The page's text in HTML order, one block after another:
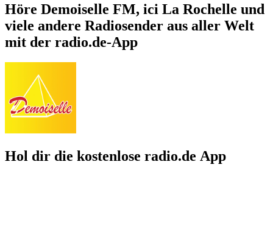
Höre Demoiselle FM, ici La Rochelle und
viele andere Radiosender aus aller Welt
mit der radio.de-App
Hol dir die kostenlose radio.de App